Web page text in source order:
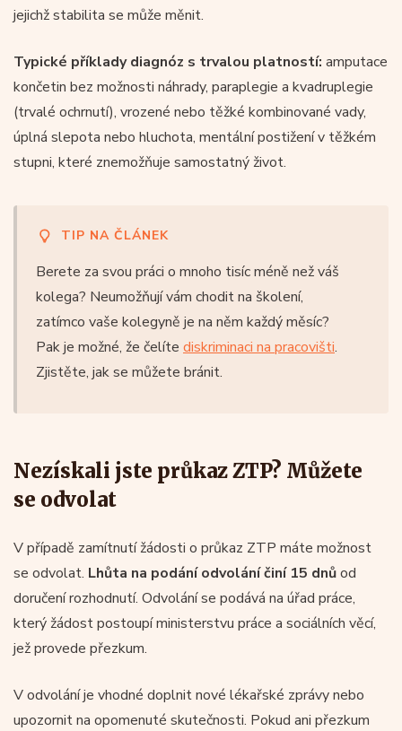
jejichž stabilita se může měnit.
Typické příklady diagnóz s trvalou platností: amputace
končetin bez možnosti náhrady, paraplegie a kvadruplegie
(trvalé ochrnutí), vrozené nebo těžké kombinované vady,
úplná slepota nebo hluchota, mentální postižení v těžkém
stupni, které znemožňuje samostatný život.
TIP NA ČLÁNEK
Berete za svou práci o mnoho tisíc méně než váš
kolega? Neumožňují vám chodit na školení,
zatímco vaše kolegyně je na něm každý měsíc?
Pak je možné, že čelíte diskriminaci na pracovišti.
Zjistěte, jak se můžete bránit.
Nezískali jste průkaz ZTP? Můžete
se odvolat
V případě zamítnutí žádosti o průkaz ZTP máte možnost
se odvolat. Lhůta na podání odvolání činí 15 dnůod
doručení rozhodnutí. Odvolání se podává na úřad práce,
který žádost postoupí ministerstvu práce a sociálních věcí,
jež provede přezkum.
V odvolání je vhodné doplnit nové lékařské zprávy nebo
upozornit na opomenuté skutečnosti. Pokud ani přezkum